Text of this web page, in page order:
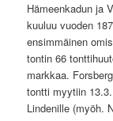
Hämeenkadun ja
kuuluu vuoden
ensimmäinen
tontin 66
markkaa.
tontti myytiin
Lindenille (myöh.